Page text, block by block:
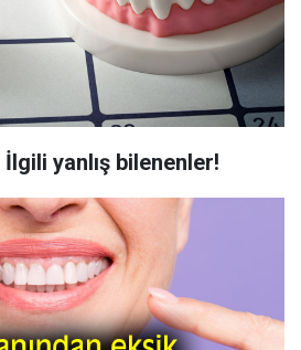
yanlış bilenenler!